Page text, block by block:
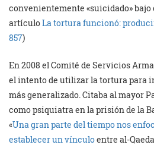
convenientemente «suicidado»
artículoLa tortura funcionó:
857)
En 2008 el Comité de Servicios
el intento de utilizar la tortura para
más generalizado. Citaba al mayor
como psiquiatra en la prisión de la
«Una gran parte del tiempo nos
establecer un vínculoentre al-